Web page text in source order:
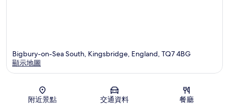
地圖
Bigbury-on-Sea South, Kingsbridge, England, TQ7 4BG
顯示地圖
附近景點 交通資料 餐廳